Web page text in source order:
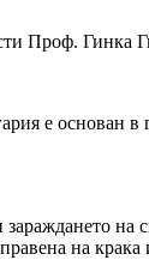
Проф. Гинка
е основан
зараждането
на